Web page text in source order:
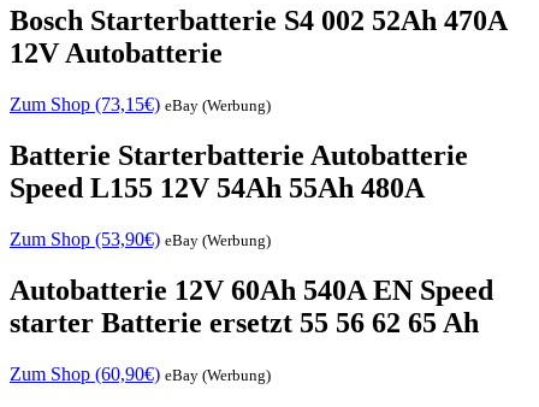
Bosch Starterbatterie S4 002 52Ah 470A
12V Autobatterie
Zum Shop (73,15€) eBay (Werbung)
Batterie Starterbatterie Autobatterie
Speed L155 12V 54Ah 55Ah 480A
Zum Shop (53,90€) eBay (Werbung)
Autobatterie 12V 60Ah 540A EN Speed
starter Batterie ersetzt 55 56 62 65 Ah
Zum Shop (60,90€) eBay (Werbung)